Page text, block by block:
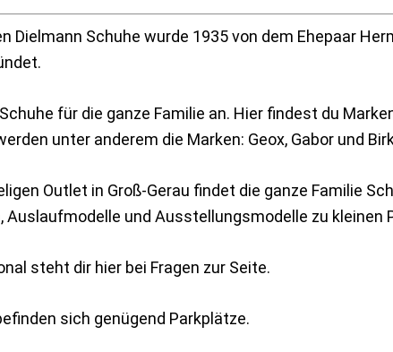
Dielmann Schuhe wurde 1935 von dem Ehepaar
für die ganze Familie an. Hier findest du
unter anderem die Marken: Geox, Gabor und
Outlet in Groß-Gerau findet die ganze Familie
Auslaufmodelle und Ausstellungsmodelle zu kleinen
steht dir hier bei Fragen zur Seite.
sich genügend Parkplätze.